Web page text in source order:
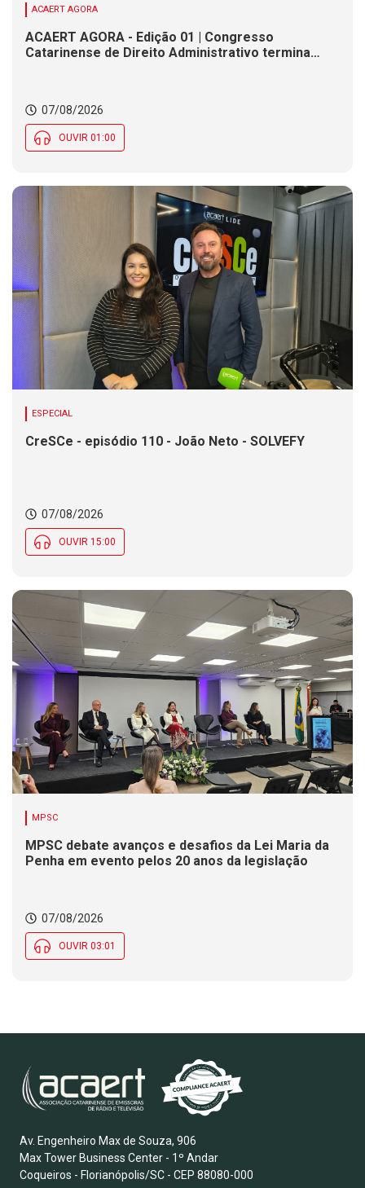
ACAERT AGORA
ACAERT AGORA - Edição 01 | Congresso
Catarinense de Direito Administrativo termina
mantém em parte de SC
07/08/2026
OUVIR 01:00
ESPECIAL
CreSCe - episódio 110 - João Neto - SOLVEFY
07/08/2026
OUVIR 15:00
MPSC
MPSC debate avanços e desafios da Lei Maria da
Penha em evento pelos 20 anos da legislação
07/08/2026
OUVIR 03:01
Av. Engenheiro Max de Souza, 906
Max Tower Business Center - 1º Andar
Coqueiros - Florianópolis/SC - CEP 88080-000